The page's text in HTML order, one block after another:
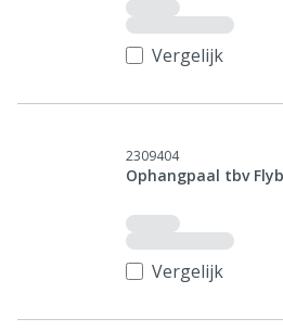
Vergelijk
2309404
Ophangpaal tbv
Vergelijk